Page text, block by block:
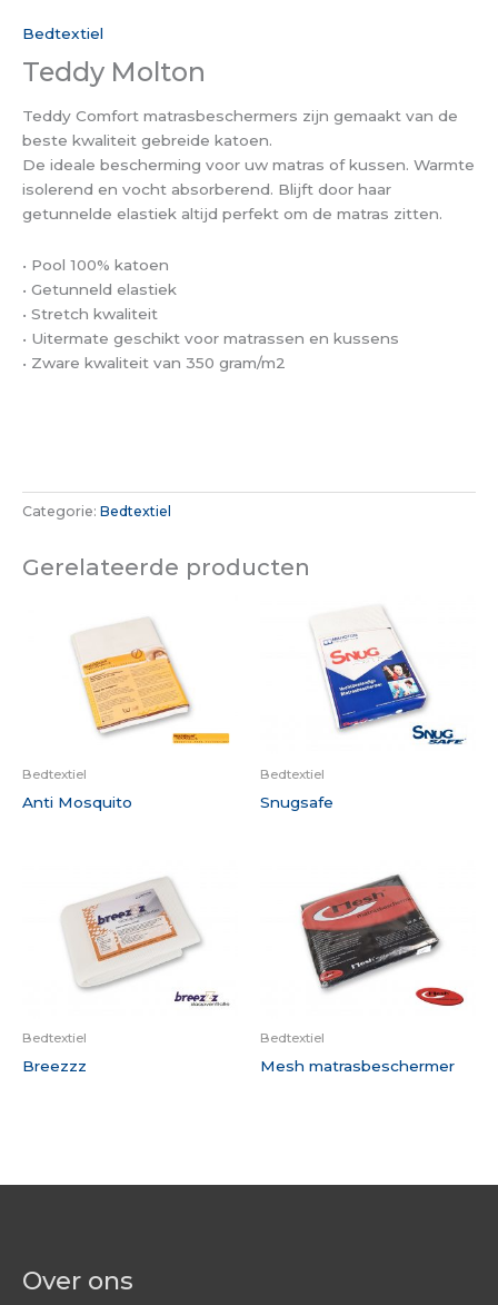
Bedtextiel
Teddy Molton
Teddy Comfort matrasbeschermers zijn gemaakt van de
beste kwaliteit gebreide katoen.
De ideale bescherming voor uw matras of kussen. Warmte
isolerend en vocht absorberend. Blijft door haar
getunnelde elastiek altijd perfekt om de matras zitten.
• Pool 100% katoen
• Getunneld elastiek
• Stretch kwaliteit
• Uitermate geschikt voor matrassen en kussens
• Zware kwaliteit van 350 gram/m2
Categorie: Bedtextiel
Gerelateerde producten
Bedtextiel
Anti Mosquito
Bedtextiel
Snugsafe
Bedtextiel
Breezzz
Bedtextiel
Mesh matrasbeschermer
Over ons